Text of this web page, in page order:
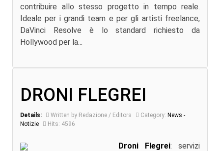
contribuire allo stesso progetto in tempo reale.
Ideale per i grandi team e per gli artisti freelance,
DaVinci Resolve è lo standard richiesto da
Hollywood per la...
DRONI FLEGREI
Details: Written by Redazione / Editors Category: News -
Notizie
Hits: 4596
Droni Flegrei: servizi